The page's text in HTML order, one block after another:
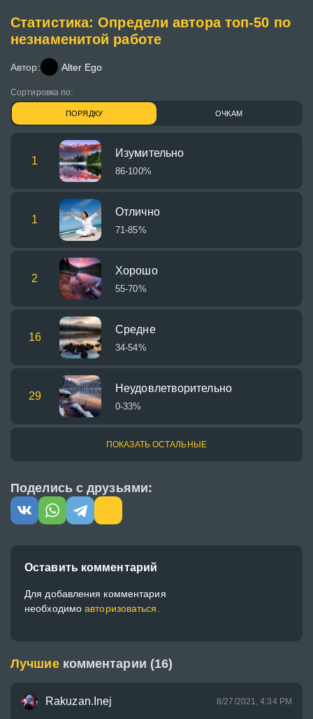
Статистика: Определи автора топ-50 по
незнаменитой работе
Автор: Alter Ego
Сортировка по:
ПОРЯДКУ ОЧКАМ
1
Изумительно
86-100%
1
Отлично
71-85%
2
Хорошо
55-70%
16
Средне
34-54%
29
Неудовлетворительно
0-33%
ПОКАЗАТЬ ОСТАЛЬНЫЕ
Поделись с друзьями:
Оставить комментарий
Для добавления комментария
необходимоавторизоваться.
Лучшие комментарии (16)
Rakuzan.Inej 8/27/2021, 4:34 PM